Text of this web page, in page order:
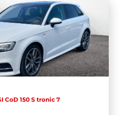
CoD 150 S tronic 7